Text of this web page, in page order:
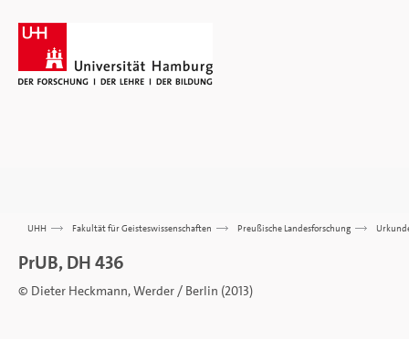
UHH >>> Fakultät für Geisteswissenschaften >>> Preußische Landesforschung >>>
PrUB, DH 436
© Dieter Heckmann, Werder / Berlin (2013)